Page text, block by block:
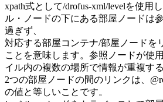
xpath式として/drofus-xml/levelを使用
ル・ノードの下にある部屋ノードは
過ぎず、
対応する部屋コンテナ/部屋ノードを
ことを意味します。参照ノードが使
イル内の複数の場所で情報が重複す
2つの部屋ノードの間のリンクは、
の値と等しいことです。